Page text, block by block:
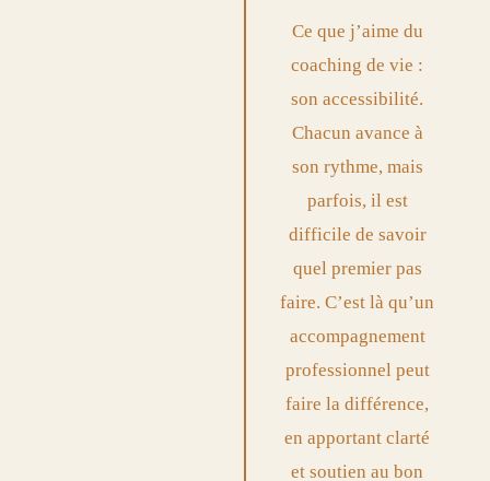
Ce que j’aime du
coaching de vie :
son accessibilité.
Chacun avance à
son rythme, mais
parfois, il est
difficile de savoir
quel premier pas
faire. C’est là qu’un
accompagnement
professionnel peut
faire la différence,
en apportant clarté
et soutien au bon